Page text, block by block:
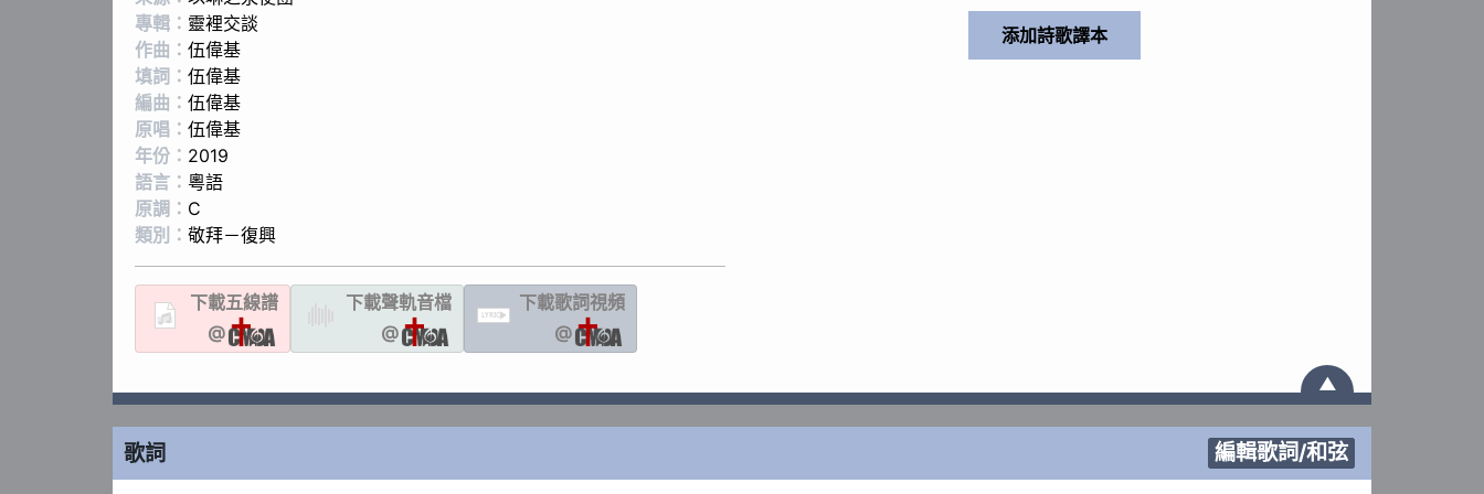
專輯： 靈裡交談
作曲： 伍偉基
填詞： 伍偉基
編曲： 伍偉基
原唱： 伍偉基
年份： 2019
語言： 粵語
原調： C
類別： 敬拜－復興
下載五線譜
@
下載聲軌音檔
@
LYRIC
下載歌詞視頻
@
▲
歌詞 編輯歌詞/和弦